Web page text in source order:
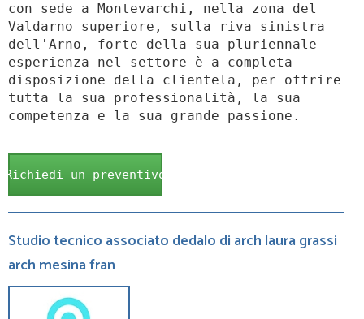
con sede a Montevarchi, nella zona del
Valdarno superiore, sulla riva sinistra
dell'Arno, forte della sua pluriennale
esperienza nel settore è a completa
disposizione della clientela, per offrire
tutta la sua professionalità, la sua
competenza e la sua grande passione.
Richiedi un preventivo
Studio tecnico associato dedalo di arch laura grassi
arch mesina fran